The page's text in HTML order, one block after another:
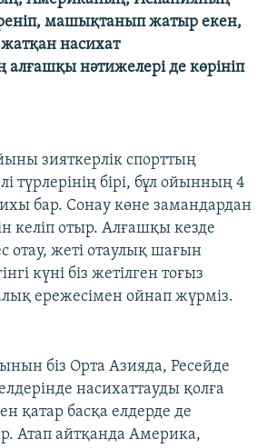
машықтанып жатыр екен,
насихат
нәтижелері де көрініп
зияткерлік спорттың
түрлерінің бірі, бұл ойынның 4
бар. Сонау көне замандардан
келіп отыр. Алғашқы кезде
отау, жеті отаулық шағын
күні біз жетілген тоғыз
ережесімен ойнап жүрміз.
біз Орта Азияда, Ресейде
насихаттауды қолға
қатар басқа елдерде де
Атап айтқанда Америка,